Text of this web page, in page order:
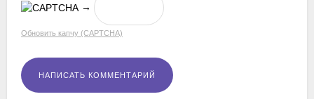
→
Обновить капчу (CAPTCHA)